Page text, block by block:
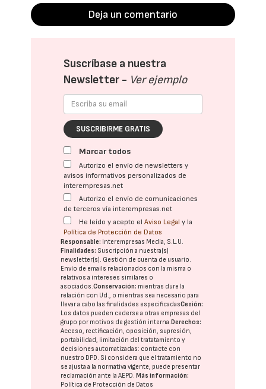
Deja un comentario
Suscríbase a nuestra
Newsletter - Ver ejemplo
SUSCRIBIRME GRATIS
Marcar todos
Autorizo el envío de newsletters y
avisos informativos personalizados de
interempresas.net
Autorizo el envío de comunicaciones
de terceros vía interempresas.net
He leído y acepto elAviso Legal y la
Política de Protección de Datos
Responsable: Interempresas Media, S.L.U.
Finalidades: Suscripción a nuestra(s)
newsletter(s). Gestión de cuenta de usuario.
Envío de emails relacionados con la misma o
relativos a intereses similares o
asociados.Conservación: mientras dure la
relación con Ud., o mientras sea necesario para
llevar a cabo las finalidades especificadasCesión:
Los datos pueden cederse a otras empresas del
grupo por motivos de gestión interna.Derechos:
Acceso, rectificación, oposición, supresión,
portabilidad, limitación del tratatamiento y
decisiones automatizadas: contacte con
nuestro DPD . Si considera que el tratamiento no
se ajusta a la normativa vigente, puede presentar
reclamación ante laAEPD .Más información:
Política de Protección de Datos